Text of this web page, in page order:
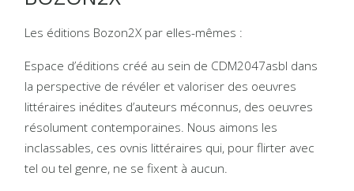
Les éditions Bozon2X par elles-mêmes :
Espace d’éditions créé au sein de CDM2047asbl dans
la perspective de révéler et valoriser des oeuvres
littéraires inédites d’auteurs méconnus, des oeuvres
résolument contemporaines. Nous aimons les
inclassables, ces ovnis littéraires qui, pour flirter avec
tel ou tel genre, ne se fixent à aucun.